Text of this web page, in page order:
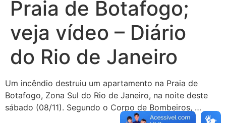
Praia de Botafogo;
veja vídeo – Diário
do Rio de Janeiro
Um incêndio destruiu um apartamento na Praia de
Botafogo, Zona Sul do Rio de Janeiro, na noite deste
sábado (08/11). Segundo o Corpo de Bombeiros, …